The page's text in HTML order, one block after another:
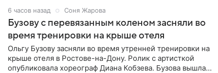
6 часов назад Соня Жарова
Бузову с перевязанным коленом засняли во
время тренировки на крыше отеля
Ольгу Бузову засняли во время утренней тренировки на
крыше отеля в Ростове-на-Дону. Ролик с артисткой
опубликовала хореограф Диана Кобзева. Бузова вышла